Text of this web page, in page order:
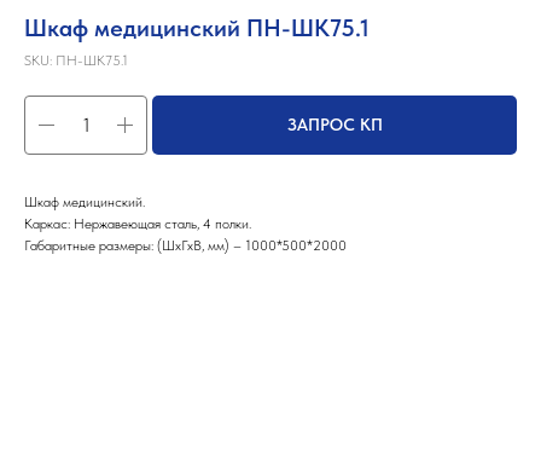
Шкаф медицинский ПН-ШК75.1
SKU: ПН-ШК75.1
ЗАПРОС КП
Шкаф медицинский.
Каркас: Нержавеющая сталь, 4 полки.
Габаритные размеры: (ШхГхВ, мм) – 1000*500*2000